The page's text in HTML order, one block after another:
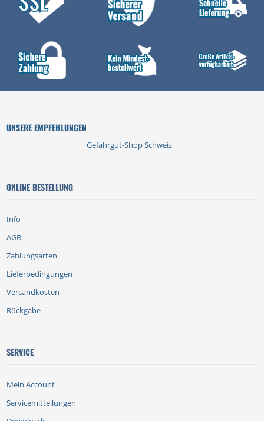
UNSERE EMPFEHLUNGEN
Gefahrgut-Shop Schweiz
ONLINE BESTELLUNG
Info
AGB
Zahlungsarten
Lieferbedingungen
Versandkosten
Rückgabe
SERVICE
Mein Account
Servicemitteilungen